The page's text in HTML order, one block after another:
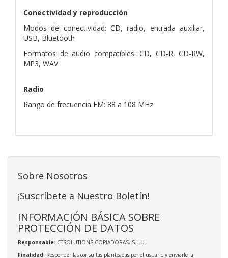
Conectividad y reproducción
Modos de conectividad: CD, radio, entrada auxiliar,
USB, Bluetooth
Formatos de audio compatibles: CD, CD-R, CD-RW,
MP3, WAV
Radio
Rango de frecuencia FM: 88 a 108 MHz
Sobre Nosotros
¡Suscríbete a Nuestro Boletín!
INFORMACIÓN BÁSICA SOBRE
PROTECCIÓN DE DATOS
Responsable: CTSOLUTIONS COPIADORAS, S.L.U.
Finalidad: Responder las consultas planteadas por el usuario y enviarle la